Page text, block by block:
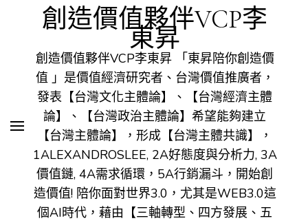
創造價值夥伴VCP李
東昇
創造價值夥伴VCP李東昇 「東昇陪你創造價
值 」是價值經濟研究者、台灣價值推廣者，
發表【台灣文化主體論】、【台灣經濟主體
論】、【台灣政治主體論】希望能夠建立
【台灣主體論】，形成【台灣主體共識】，
1ALEXANDROSLEE, 2A好態度與分析力, 3A
價值鏈, 4A需求循環，5A行銷漏斗，開始創
造價值! 陪你面對世界3.0，尤其是WEB3.0這
個AI時代，藉由【三軸轉型、四方發展、五